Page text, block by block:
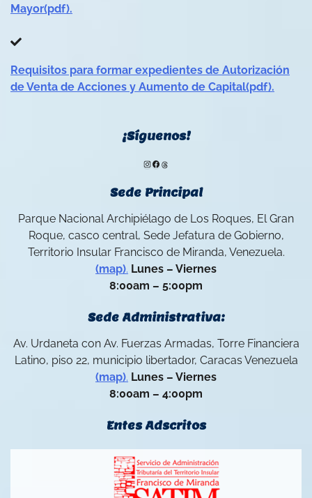
Mayor(pdf).
Requisitos para formar expedientes de Autorización
de Venta de Acciones y Aumento de Capital(pdf).
¡Síguenos!
Instagram
Facebook
Threads
Sede Principal
Parque Nacional Archipiélago de Los Roques, El Gran
Roque, casco central, Sede Jefatura de Gobierno,
Territorio Insular Francisco de Miranda, Venezuela.
(map). Lunes – Viernes
8:00am – 5:00pm
Sede Administrativa:
Av. Urdaneta con Av. Fuerzas Armadas, Torre Financiera
Latino, piso 22, municipio libertador, Caracas Venezuela
(map). Lunes – Viernes
8:00am – 4:00pm
Entes Adscritos